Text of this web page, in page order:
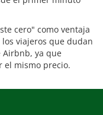
cero" como ventaja
viajeros que dudan
ya que
el mismo precio.